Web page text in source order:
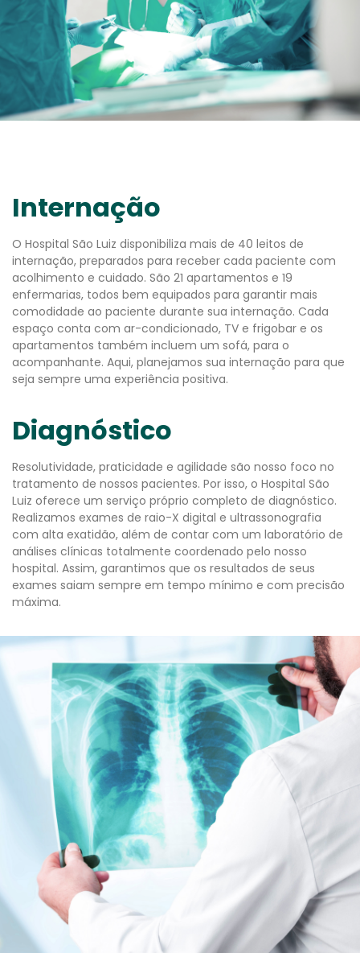
Internação
O Hospital São Luiz disponibiliza mais de 40 leitos de
internação, preparados para receber cada paciente com
acolhimento e cuidado. São 21 apartamentos e 19
enfermarias, todos bem equipados para garantir mais
comodidade ao paciente durante sua internação. Cada
espaço conta com ar-condicionado, TV e frigobar e os
apartamentos também incluem um sofá, para o
acompanhante. Aqui, planejamos sua internação para que
seja sempre uma experiência positiva.
Diagnóstico
Resolutividade, praticidade e agilidade são nosso foco no
tratamento de nossos pacientes. Por isso, o Hospital São
Luiz oferece um serviço próprio completo de diagnóstico.
Realizamos exames de raio-X digital e ultrassonografia
com alta exatidão, além de contar com um laboratório de
análises clínicas totalmente coordenado pelo nosso
hospital. Assim, garantimos que os resultados de seus
exames saiam sempre em tempo mínimo e com precisão
máxima.